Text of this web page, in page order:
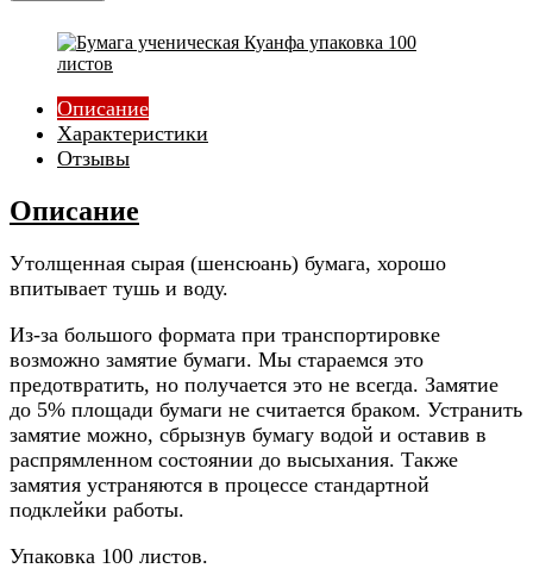
Описание
Характеристики
Отзывы
Описание
Утолщенная сырая (шенсюань) бумага, хорошо
впитывает тушь и воду.
Из-за большого формата при транспортировке
возможно замятие бумаги. Мы стараемся это
предотвратить, но получается это не всегда. Замятие
до 5% площади бумаги не считается браком. Устранить
замятие можно, сбрызнув бумагу водой и оставив в
распрямленном состоянии до высыхания. Также
замятия устраняются в процессе стандартной
подклейки работы.
Упаковка 100 листов.